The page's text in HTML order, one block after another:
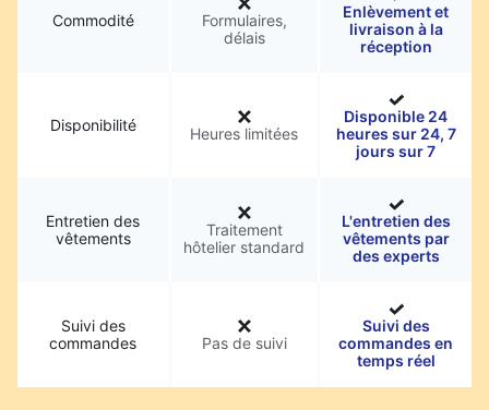
Commodité
Formulaires,
délais
Enlèvement et
livraison à la
réception
Disponibilité Heures limitées
Disponible 24
heures sur 24, 7
jours sur 7
Entretien des
vêtements
Traitement
hôtelier standard
L'entretien des
vêtements par
des experts
Suivi des
commandes
Pas de suivi
Suivi des
commandes en
temps réel